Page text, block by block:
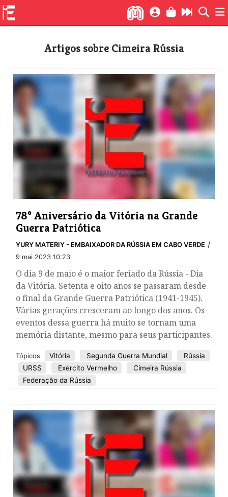
Artigos sobre Cimeira Rússia
78º Aniversário da Vitória na Grande
Guerra Patriótica
YURY MATERIY - EMBAIXADOR DA RÚSSIA EM CABO VERDE /
9 mai 2023 10:23
​O dia 9 de maio é o maior feriado da Rússia - Dia
da Vitória. Setenta e oito anos se passaram desde
o final da Grande Guerra Patriótica (1941-1945).
Várias gerações cresceram ao longo dos anos. Os
eventos dessa guerra há muito se tornam uma
memória distante, mesmo para seus participantes.
Tópicos Vitória Segunda Guerra Mundial
Rússia
URSS
Exército Vermelho
Cimeira Rússia
Federação da Rússia